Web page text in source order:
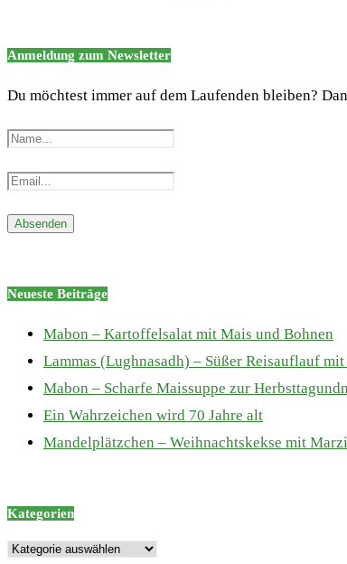
Anmeldung zum Newsletter
Du möchtest immer auf dem Laufenden bleiben?
Neueste Beiträge
Mabon – Kartoffelsalat mit Mais und Bohnen
Lammas (Lughnasadh) – Süßer Reisauflauf
Mabon – Scharfe Maissuppe zur
Ein Wahrzeichen wird 70 Jahre alt
Mandelplätzchen – Weihnachtskekse mit
Kategorien
Kategorien